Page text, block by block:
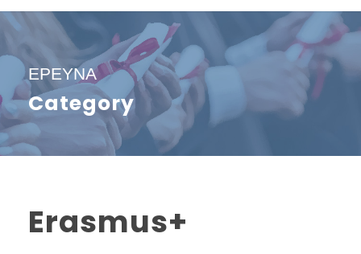
ΕΡΕΥΝΑ
Category
Erasmus+